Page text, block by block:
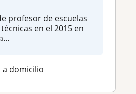
profesor de escuelas
en el 2015 en
a domicilio